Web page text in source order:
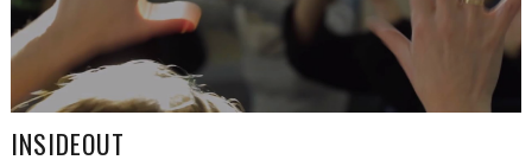
INSIDEOUT